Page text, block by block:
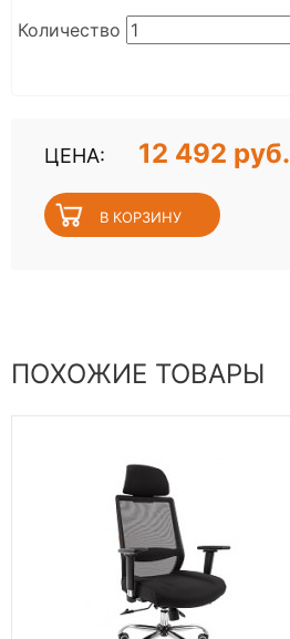
Количество
ЦЕНА: 12 492 руб.
ПОХОЖИЕ ТОВАРЫ